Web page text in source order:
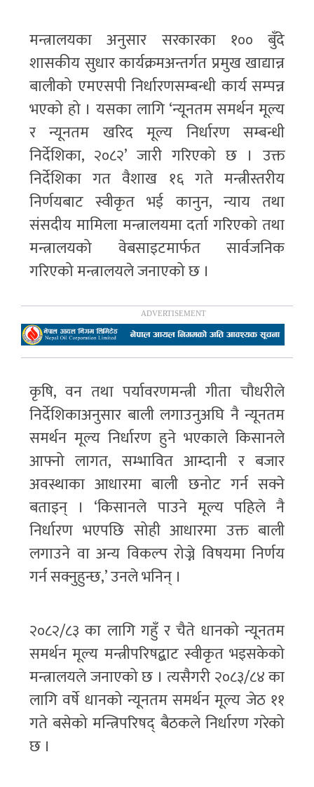
मन्त्रालयका अनुसार सरकारका १०० बुँदे
शासकीय सुधार कार्यक्रमअन्तर्गत प्रमुख खाद्यान्न
बालीको एमएसपी निर्धारणसम्बन्धी कार्य सम्पन्न
भएको हो । यसका लागि ‘न्यूनतम समर्थन मूल्य
र न्यूनतम खरिद मूल्य निर्धारण सम्बन्धी
निर्देशिका, २०८२’ जारी गरिएको छ । उक्त
निर्देशिका गत वैशाख १६ गते मन्त्रीस्तरीय
निर्णयबाट स्वीकृत भई कानुन, न्याय तथा
संसदीय मामिला मन्त्रालयमा दर्ता गरिएको तथा
मन्त्रालयको वेबसाइटमार्फत सार्वजनिक
गरिएको मन्त्रालयले जनाएको छ ।
कृषि, वन तथा पर्यावरणमन्त्री गीता चौधरीले
निर्देशिकाअनुसार बाली लगाउनुअघि नै न्यूनतम
समर्थन मूल्य निर्धारण हुने भएकाले किसानले
आफ्नो लागत, सम्भावित आम्दानी र बजार
अवस्थाका आधारमा बाली छनोट गर्न सक्ने
बताइन् । ‘किसानले पाउने मूल्य पहिले नै
निर्धारण भएपछि सोही आधारमा उक्त बाली
लगाउने वा अन्य विकल्प रोज्ने विषयमा निर्णय
गर्न सक्नुहुन्छ,’ उनले भनिन् ।
२०८२/८३ का लागि गहुँ र चैते धानको न्यूनतम
समर्थन मूल्य मन्त्रीपरिषद्बाट स्वीकृत भइसकेको
मन्त्रालयले जनाएको छ । त्यसैगरी २०८३/८४ का
लागि वर्षे धानको न्यूनतम समर्थन मूल्य जेठ ११
गते बसेको मन्त्रिपरिषद् बैठकले निर्धारण गरेको
छ ।